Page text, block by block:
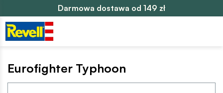
Darmowa dostawa od 149 zł
Eurofighter Typhoon